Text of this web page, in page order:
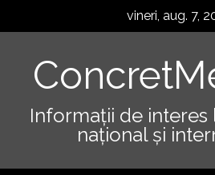
vineri, aug. 7,
Informații de interes
național și